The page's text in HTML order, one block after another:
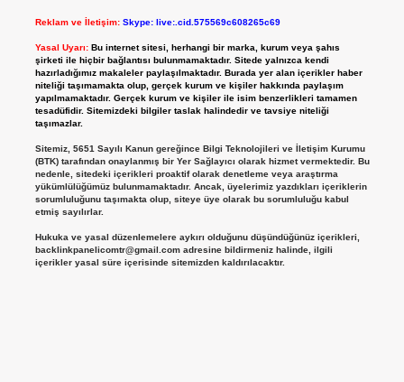
Reklam ve İletişim: Skype: live:.cid.575569c608265c69
Yasal Uyarı: Bu internet sitesi, herhangi bir marka, kurum veya şahıs
şirketi ile hiçbir bağlantısı bulunmamaktadır. Sitede yalnızca kendi
hazırladığımız makaleler paylaşılmaktadır. Burada yer alan içerikler haber
niteliği taşımamakta olup, gerçek kurum ve kişiler hakkında paylaşım
yapılmamaktadır. Gerçek kurum ve kişiler ile isim benzerlikleri tamamen
tesadüfidir. Sitemizdeki bilgiler taslak halindedir ve tavsiye niteliği
taşımazlar.
Sitemiz, 5651 Sayılı Kanun gereğince Bilgi Teknolojileri ve İletişim Kurumu
(BTK) tarafından onaylanmış bir Yer Sağlayıcı olarak hizmet vermektedir. Bu
nedenle, sitedeki içerikleri proaktif olarak denetleme veya araştırma
yükümlülüğümüz bulunmamaktadır. Ancak, üyelerimiz yazdıkları içeriklerin
sorumluluğunu taşımakta olup, siteye üye olarak bu sorumluluğu kabul
etmiş sayılırlar.
Hukuka ve yasal düzenlemelere aykırı olduğunu düşündüğünüz içerikleri,
backlinkpanelicomtr@gmail.comadresine bildirmeniz halinde, ilgili
içerikler yasal süre içerisinde sitemizden kaldırılacaktır.